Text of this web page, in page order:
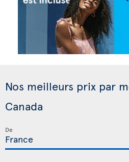
Nos meilleurs prix par
Canada
De